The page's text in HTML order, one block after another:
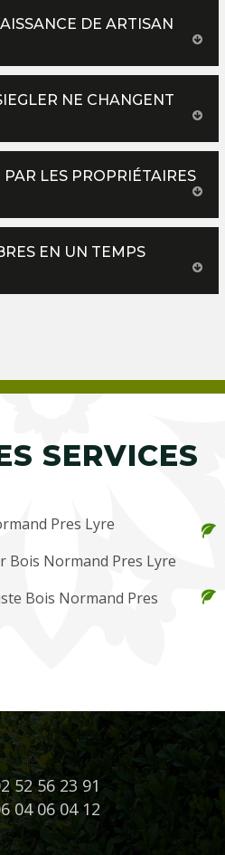
DE ARTISAN
NE CHANGENT
LES PROPRIÉTAIRES
EN UN TEMPS
SERVICES
Pres Lyre
Bois Normand Pres Lyre
Bois Normand Pres
52 56 23 91
04 06 04 12